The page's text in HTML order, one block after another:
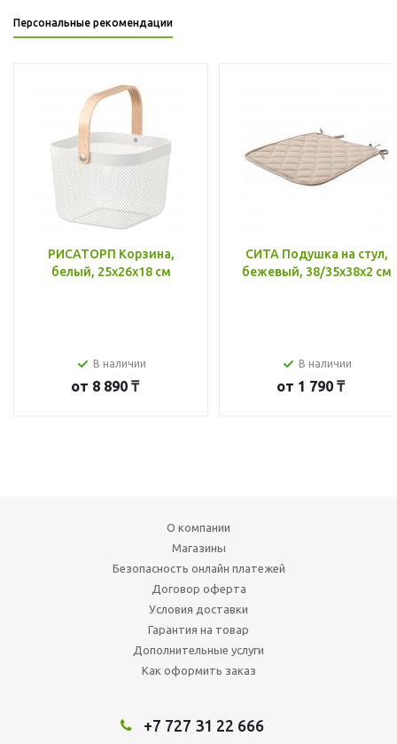
Персональные рекомендации
РИСАТОРП Корзина,
белый, 25x26x18 см
В наличии
от 8 890 ₸
СИТА Подушка на стул,
бежевый, 38/35x38x2 см
В наличии
от 1 790 ₸
О компании
Магазины
Безопасность онлайн платежей
Договор оферта
Условия доставки
Гарантия на товар
Дополнительные услуги
Как оформить заказ
+7 727 31 22 666